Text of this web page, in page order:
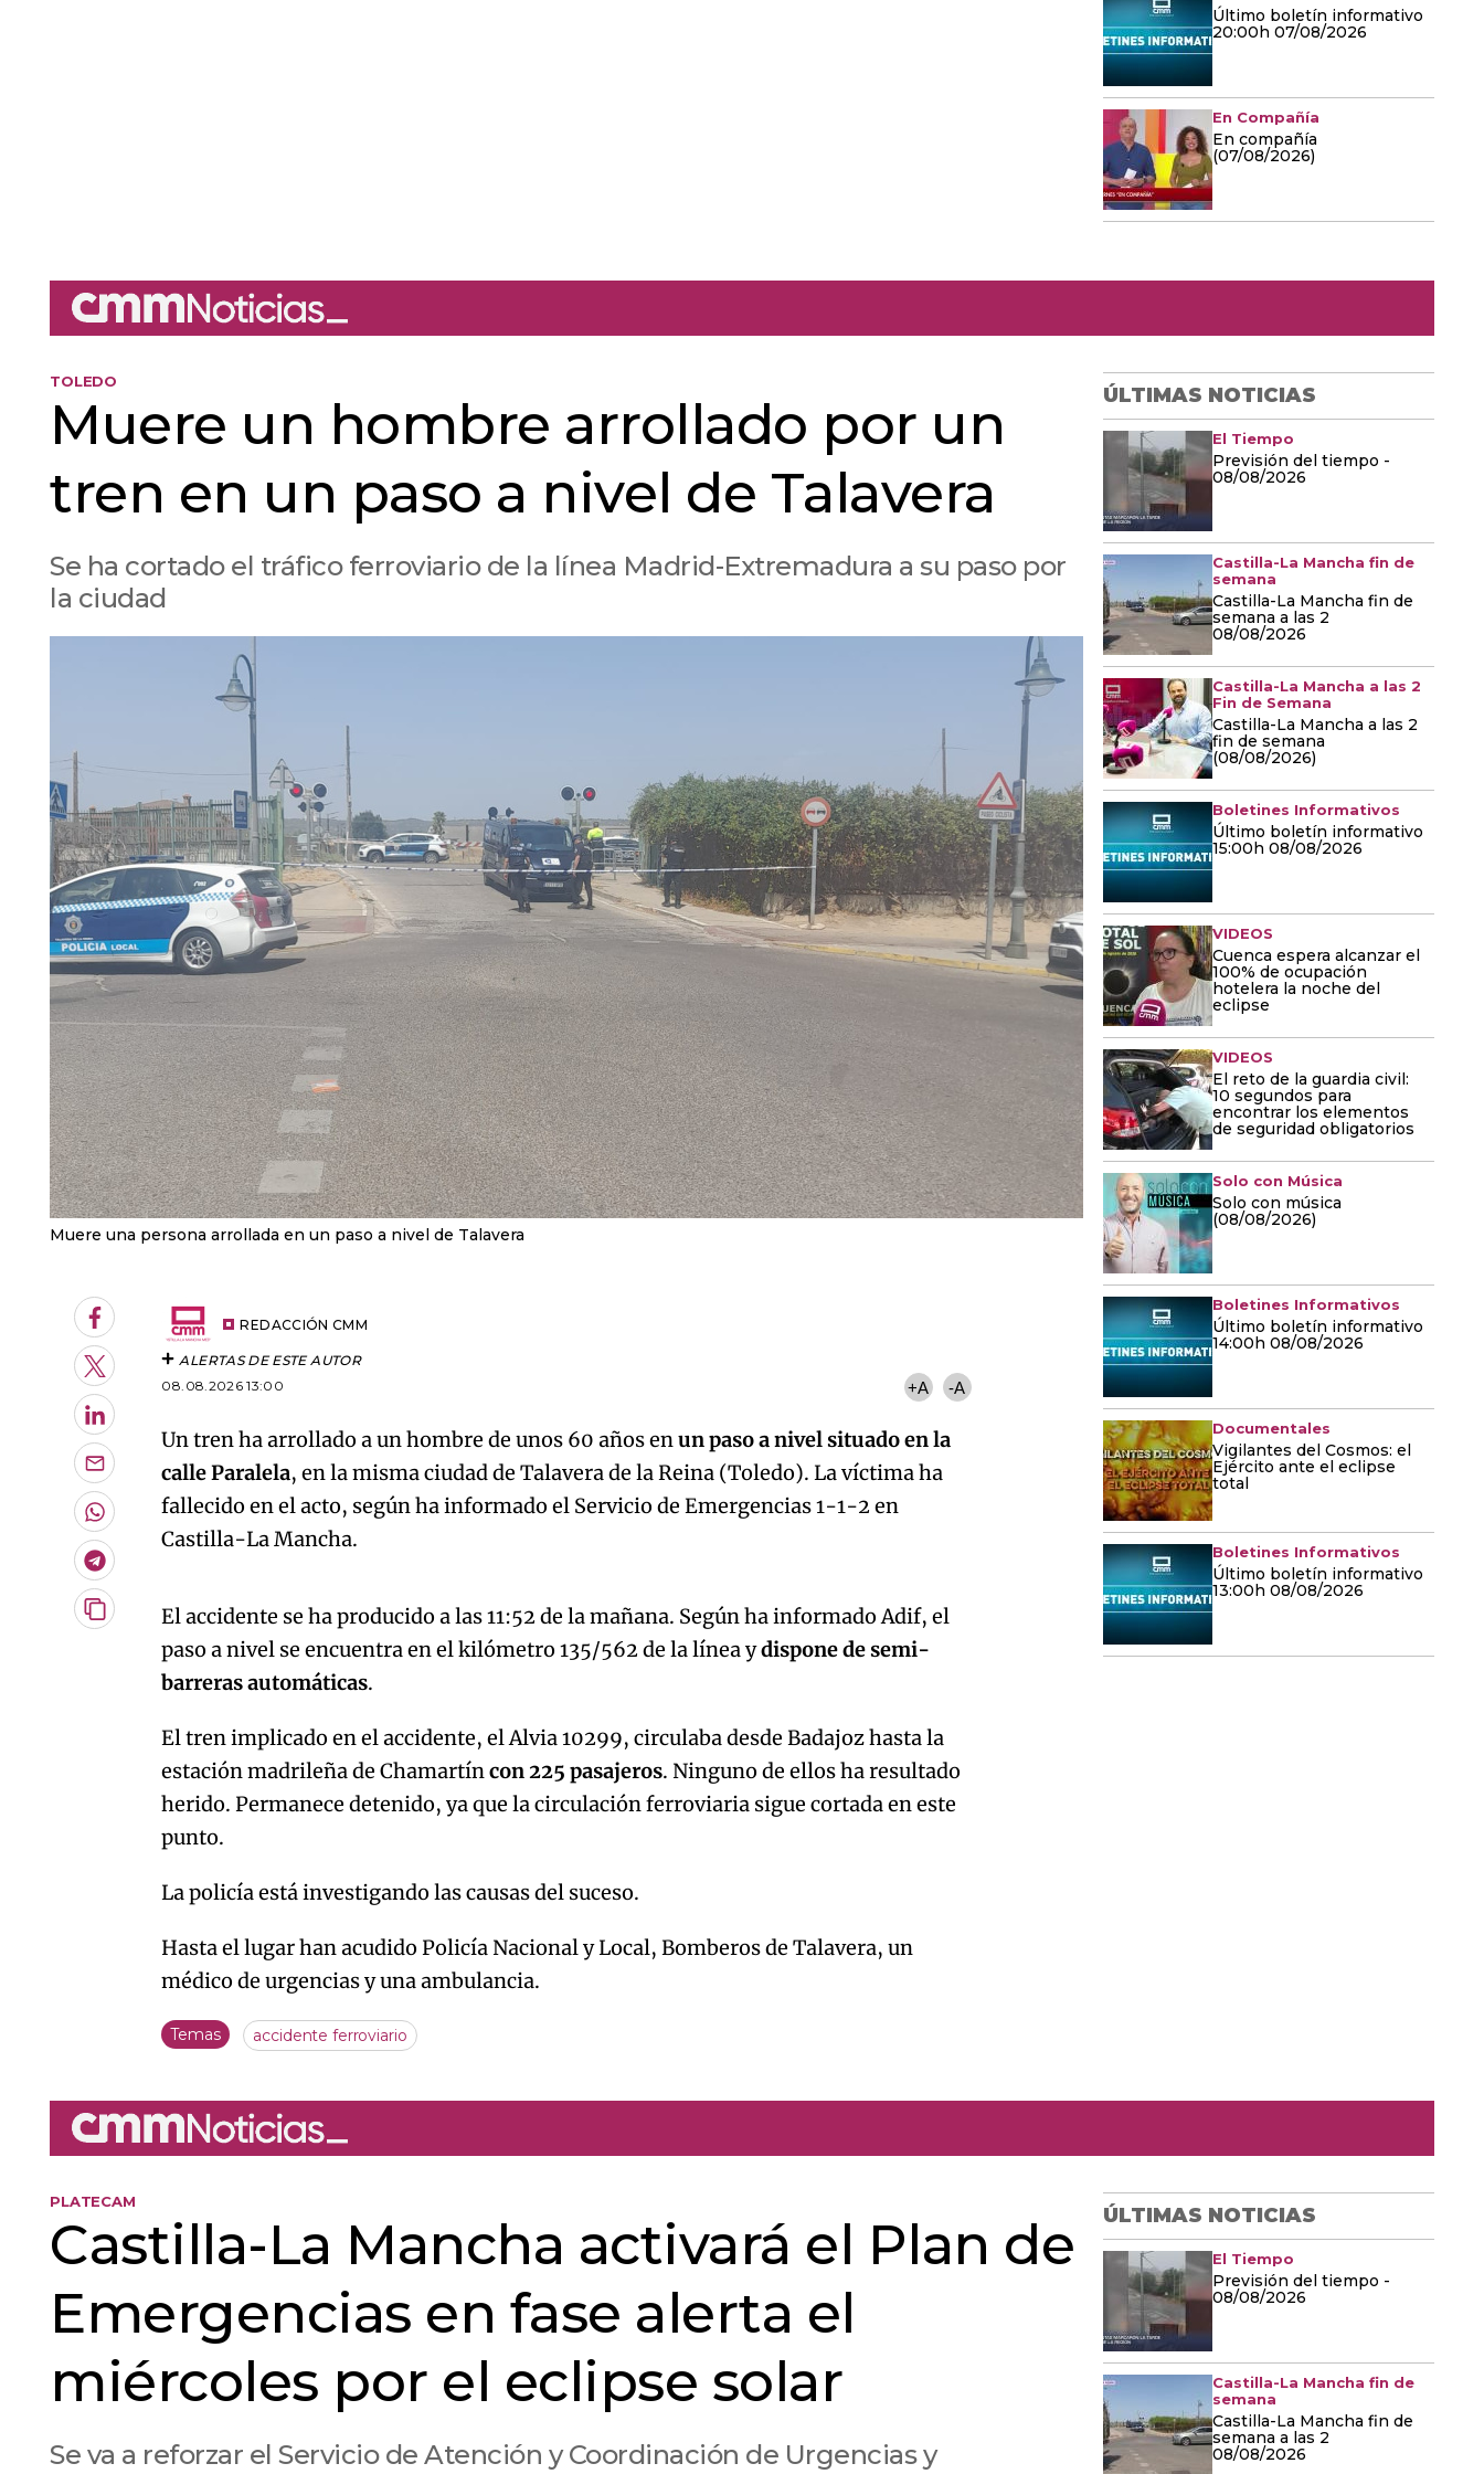
Último boletín informativo
20:00h 07/08/2026
En Compañía
En compañía
(07/08/2026)
TOLEDO
Muere un hombre arrollado por un
tren en un paso a nivel de Talavera
Se ha cortado el tráfico ferroviario de la línea Madrid-Extremadura a su paso por
la ciudad
Muere una persona arrollada en un paso a nivel de Talavera
Facebook
Twitter
LinkedIn
Enviar
por
Email
Whatsapp
Telegram
Copiar
artículo
REDACCIÓN CMM
ALERTAS DE ESTE AUTOR
08.08.2026 13:00
+A -A
Un tren ha arrollado a un hombre de unos 60 años enun paso a nivel situado en la
calle Paralela, en la misma ciudad de Talavera de la Reina (Toledo). La víctima ha
fallecido en el acto, según ha informado el Servicio de Emergencias 1-1-2 en
Castilla-La Mancha.
El accidente se ha producido a las 11:52 de la mañana. Según ha informado Adif, el
paso a nivel se encuentra en el kilómetro 135/562 de la línea ydispone de semi-
barreras automáticas.
El tren implicado en el accidente, el Alvia 10299, circulaba desde Badajoz hasta la
estación madrileña de Chamartíncon 225 pasajeros. Ninguno de ellos ha resultado
herido. Permanece detenido, ya que la circulación ferroviaria sigue cortada en este
punto.
La policía está investigando las causas del suceso.
Hasta el lugar han acudido Policía Nacional y Local, Bomberos de Talavera, un
médico de urgencias y una ambulancia.
Temas accidente ferroviario
ÚLTIMAS NOTICIAS
El Tiempo
Previsión del tiempo -
08/08/2026
Castilla-La Mancha fin de
semana
Castilla-La Mancha fin de
semana a las 2
08/08/2026
Castilla-La Mancha a las 2
Fin de Semana
Castilla-La Mancha a las 2
fin de semana
(08/08/2026)
Boletines Informativos
Último boletín informativo
15:00h 08/08/2026
VIDEOS
Cuenca espera alcanzar el
100% de ocupación
hotelera la noche del
eclipse
VIDEOS
El reto de la guardia civil:
10 segundos para
encontrar los elementos
de seguridad obligatorios
Solo con Música
Solo con música
(08/08/2026)
Boletines Informativos
Último boletín informativo
14:00h 08/08/2026
Documentales
Vigilantes del Cosmos: el
Ejército ante el eclipse
total
Boletines Informativos
Último boletín informativo
13:00h 08/08/2026
PLATECAM
Castilla-La Mancha activará el Plan de
Emergencias en fase alerta el
miércoles por el eclipse solar
Se va a reforzar el Servicio de Atención y Coordinación de Urgencias y
ÚLTIMAS NOTICIAS
El Tiempo
Previsión del tiempo -
08/08/2026
Castilla-La Mancha fin de
semana
Castilla-La Mancha fin de
semana a las 2
08/08/2026